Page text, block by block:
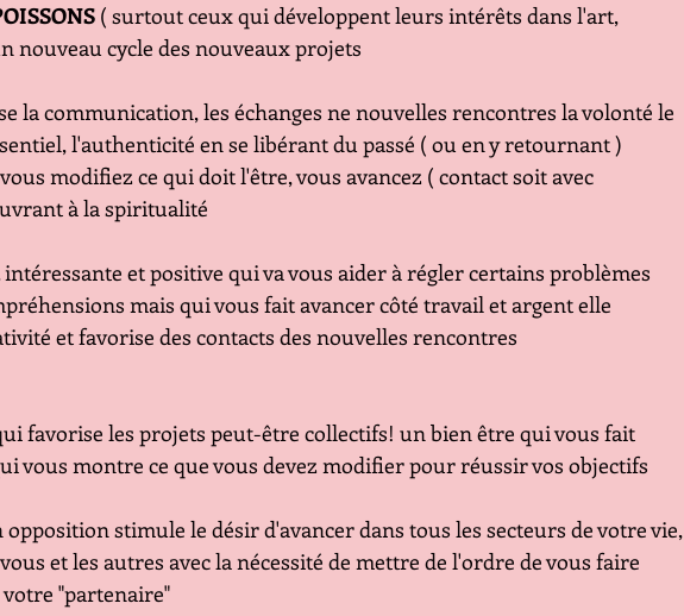
( surtout ceux qui développent leurs intérêts dans l'art,
nouveau cycle des nouveaux projets
la communication, les échanges ne nouvelles rencontres la volonté le
l'authenticité en se libérant du passé ( ou en y retournant )
modifiez ce qui doit l'être, vous avancez ( contact soit avec
à la spiritualité
intéressante et positive qui va vous aider à régler certains problèmes
mais qui vous fait avancer côté travail et argent elle
et favorise des contacts des nouvelles rencontres
favorise les projets peut-être collectifs! un bien être qui vous fait
vous montre ce que vous devez modifier pour réussir vos objectifs
opposition stimule le désir d'avancer dans tous les secteurs de votre vie,
et les autres avec la nécessité de mettre de l'ordre de vous faire
"partenaire"